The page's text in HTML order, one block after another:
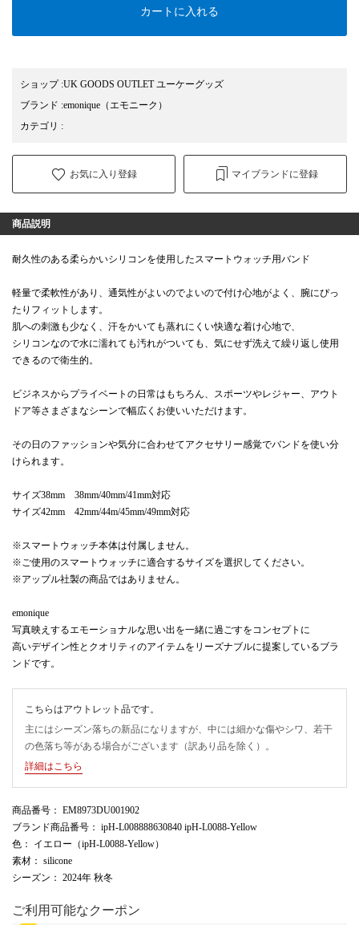
カートに入れる
ショップ:UK GOODS OUTLET ユーケーグッズ
ブランド :emonique （エモニーク）
カテゴリ :
お気に入り登録 マイブランドに登録
商品説明
耐久性のある柔らかいシリコンを使用したスマートウォッチ用バンド
軽量で柔軟性があり、通気性がよいのでよいので付け心地がよく、腕にぴっ
たりフィットします。
肌への刺激も少なく、汗をかいても蒸れにくい快適な着け心地で、
シリコンなので水に濡れても汚れがついても、気にせず洗えて繰り返し使用
できるので衛生的。
ビジネスからプライベートの日常はもちろん、スポーツやレジャー、アウト
ドア等さまざまなシーンで幅広くお使いいただけます。
その日のファッションや気分に合わせてアクセサリー感覚でバンドを使い分
けられます。
サイズ38mm 38mm/40mm/41mm対応
サイズ42mm 42mm/44m/45mm/49mm対応
※スマートウォッチ本体は付属しません。
※ご使用のスマートウォッチに適合するサイズを選択してください。
※アップル社製の商品ではありません。
emonique
写真映えするエモーショナルな思い出を一緒に過ごすをコンセプトに
高いデザイン性とクオリティのアイテムをリーズナブルに提案しているブラ
ンドです。
こちらはアウトレット品です。
主にはシーズン落ちの新品になりますが、中には細かな傷やシワ、若干
の色落ち等がある場合がございます（訳あり品を除く）。
詳細はこちら
商品番号 ： EM8973DU001902
ブランド商品番号 ： ipH-L008888630840 ipH-L0088-Yellow
色 ： イエロー（ipH-L0088-Yellow）
素材 ： silicone
シーズン ： 2024年 秋冬
ご利用可能なクーポン